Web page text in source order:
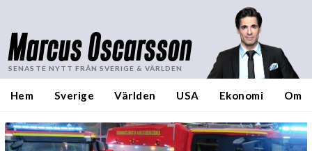
Marcus Oscarsson
SENASTE NYTT FRÅN SVERIGE & VÄRLDEN
Hem Sverige Världen USA Ekonomi Om